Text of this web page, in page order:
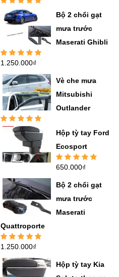
Được xếp
hạng5.005
sao
Bộ 2 chổi gạt
mưa trước
Maserati Ghibli
Được xếp
sao
1.250.000₫
Vè che mưa
Mitsubishi
Outlander
Được xếp
hạng5.00
Hộp tỳ tay Ford
Ecosport
Được xếp
sao
650.000₫
Bộ 2 chổi gạt
mưa trước
Maserati
Quattroporte
Được xếp
sao
1.250.000₫
Hộp tỳ tay Kia